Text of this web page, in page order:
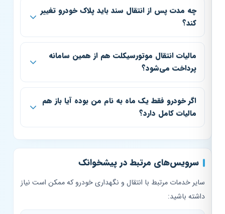
چه مدت پس از انتقال سند باید پلاک خودرو تغییر
کند؟
مالیات انتقال موتورسیکلت هم از همین سامانه
پرداخت می‌شود؟
اگر خودرو فقط یک ماه به نام من بوده آیا باز هم
مالیات کامل دارد؟
سرویس‌های مرتبط در پیشخوانک
سایر خدمات مرتبط با انتقال و نگهداری خودرو که ممکن است نیاز
داشته باشید: